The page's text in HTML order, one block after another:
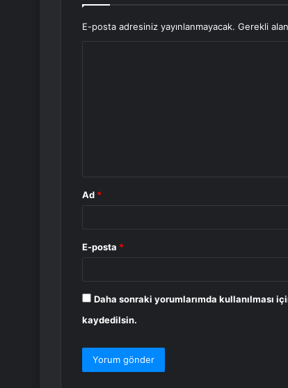
E-posta adresiniz yayınlanmayacak. Gerekli
Ad *
E-posta *
Daha sonraki yorumlarımda kullanılması
kaydedilsin.